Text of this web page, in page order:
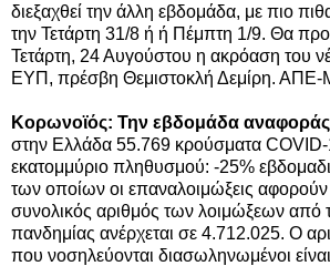
διεξαχθεί την άλλη εβδομάδα, με πιο
την Τετάρτη 31/8 ή ή Πέμπτη 1/9. Θα
Τετάρτη, 24 Αυγούστου η ακρόαση του
ΕΥΠ, πρέσβη Θεμιστοκλή Δεμίρη.
Κορωνοϊός: Την εβδομάδα
στην Ελλάδα 55.769 κρούσματα
εκατομμύριο πληθυσμού: -25%
των οποίων οι επαναλοιμώξεις
συνολικός αριθμός των λοιμώξεων από
πανδημίας ανέρχεται σε 4.712.025. Ο
που νοσηλεύονται διασωληνωμένοι